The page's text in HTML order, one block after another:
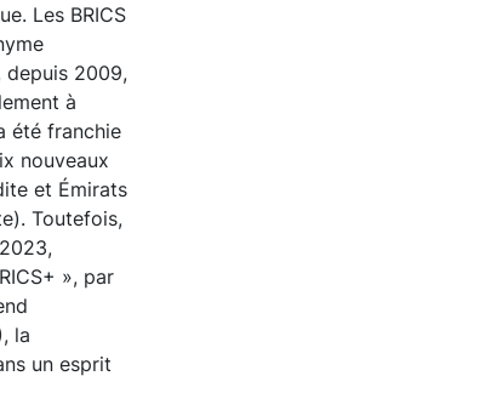
Les BRICS
depuis 2009,
à
été franchie
nouveaux
et Émirats
Toutefois,
», par
la
un esprit